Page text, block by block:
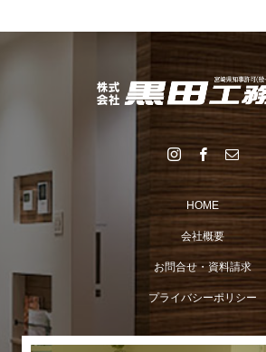
HOME
会社概要
お問合せ・資料請求
プライバシーポリシー